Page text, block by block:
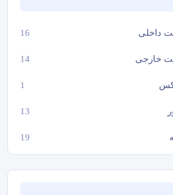
داخلی 16
خارجی 14
1
13
19